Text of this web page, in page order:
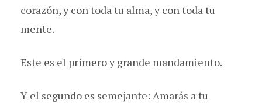
corazón, y con toda tu alma, y con toda tu
mente.
Este es el primero y grande mandamiento.
Y el segundo es semejante: Amarás a tu